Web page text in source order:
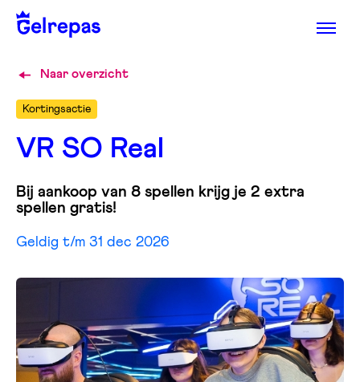
Naar overzicht
Kortingsactie
VR SO Real
Bij aankoop van 8 spellen krijg je 2 extra
spellen gratis!
Geldig t/m 31 dec 2026